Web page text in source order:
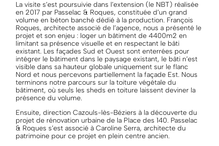
La visite s’est poursuivie dans l’extension (le NBT) réalisée
en 2017 par Passelac & Roques, constituée d’un grand
volume en béton banché dédié à la production. François
Roques, architecte associé de l’agence, nous a présenté le
projet et son enjeu : loger un bâtiment de 4400m2 en
limitant sa présence visuelle et en respectant le bâti
existant. Les façades Sud et Ouest sont enterrées pour
intégrer le bâtiment dans le paysage existant, le bâti n’est
visible dans sa hauteur globale uniquement sur le flanc
Nord et nous percevons partiellement la façade Est. Nous
terminons notre parcours sur la toiture végétale du
bâtiment, où seuls les sheds en toiture laissent deviner la
présence du volume.
Ensuite, direction Cazouls-lès-Béziers à la découverte du
projet de rénovation urbaine de la Place des 140. Passelac
& Roques s’est associé à Caroline Serra, architecte du
patrimoine pour ce projet en plein centre ancien.